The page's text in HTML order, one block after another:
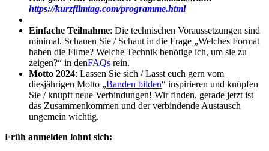
https://kurzfilmtag.com/programme.html
Einfache Teilnahme: Die technischen Voraussetzungen sind
minimal. Schauen Sie / Schaut in die Frage „Welches Format
haben die Filme? Welche Technik benötige ich, um sie zu
zeigen?“ in denFAQs rein.
Motto 2024: Lassen Sie sich / Lasst euch gern vom
diesjährigen Motto „Banden bilden“ inspirieren und knüpfen
Sie / knüpft neue Verbindungen! Wir finden, gerade jetzt ist
das Zusammenkommen und der verbindende Austausch
ungemein wichtig.
Früh anmelden lohnt sich: